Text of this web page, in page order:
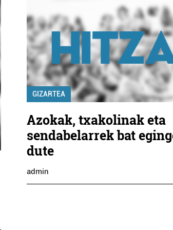
GIZARTEA
Azokak, txakolinak eta
sendabelarrek bat
dute
admin